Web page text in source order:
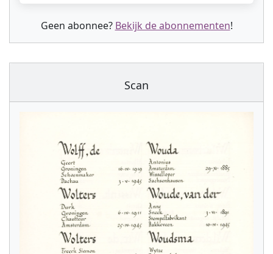
Geen abonnee? Bekijk de abonnementen!
Scan